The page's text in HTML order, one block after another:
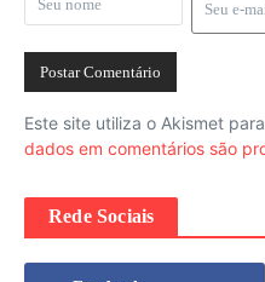
Este site utiliza o Akismet
dados em comentários são
Rede Sociais